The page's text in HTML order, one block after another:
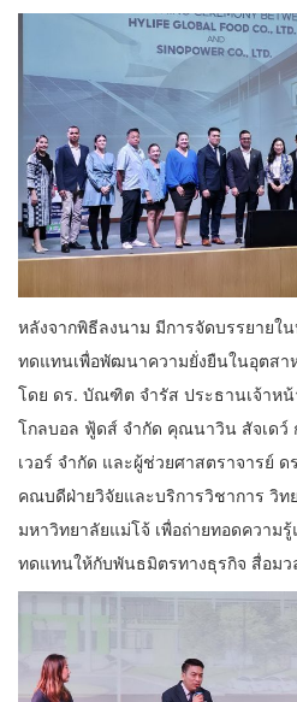
หลังจากพิธีลงนาม มีการจัดบรรยายใ
ทดแทนเพื่อพัฒนาความยั่งยืนในอุตสา
โดย ดร. บัณฑิต จำรัส ประธานเจ้าห
โกลบอล ฟู้ดส์ จำกัด คุณนาวิน สัจเดว์
เวอร์ จำกัด และผู้ช่วยศาสตราจารย์ ด
คณบดีฝ่ายวิจัยและบริการวิชาการ วิ
มหาวิทยาลัยแม่โจ้ เพื่อถ่ายทอดควา
ทดแทนให้กับพันธมิตรทางธุรกิจ สื่อม